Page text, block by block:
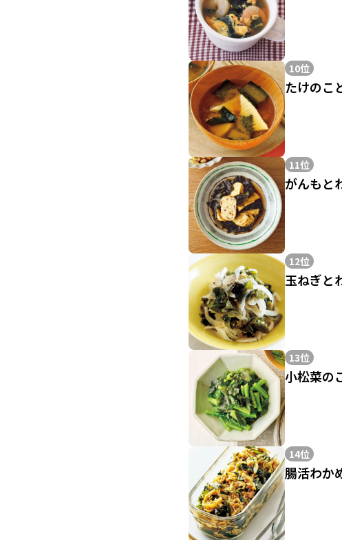
10位
たけのこ
11位
がんもと
12位
玉ねぎと
13位
小松菜の
14位
腸活わか